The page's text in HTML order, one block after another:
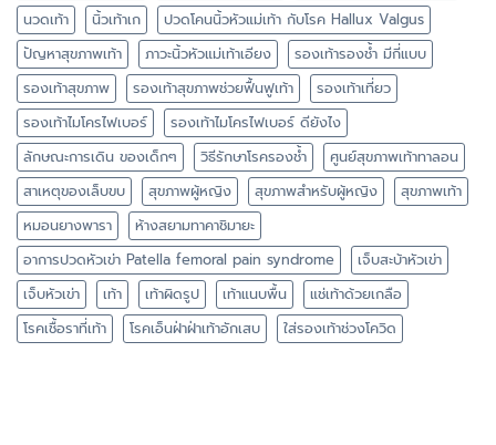
นวดเท้า
นิ้วเท้าเก
ปวดโคนนิ้วหัวแม่เท้า กับโรค Hallux Valgus
ปัญหาสุขภาพเท้า
ภาวะนิ้วหัวแม่เท้าเอียง
รองเท้ารองช้ำ มีกี่แบบ
รองเท้าสุขภาพ
รองเท้าสุขภาพช่วยฟื้นฟูเท้า
รองเท้าเที่ยว
รองเท้าไมโครไฟเบอร์
รองเท้าไมโครไฟเบอร์ ดียังไง
ลักษณะการเดิน ของเด็กๆ
วิธีรักษาโรครองช้ำ
ศูนย์สุขภาพเท้าทาลอน
สาเหตุของเล็บขบ
สุขภาพผู้หญิง สุขภาพสำหรับผู้หญิง
สุขภาพเท้า
หมอนยางพารา
ห้างสยามทาคาชิมายะ
อาการปวดหัวเข่า Patella femoral pain syndrome
เจ็บสะบ้าหัวเข่า
เจ็บหัวเข่า
เท้า เท้าผิดรูป เท้าแนบพื้น
แช่เท้าด้วยเกลือ
โรคเชื้อราที่เท้า
โรคเอ็นฝ่าฝ่าเท้าอักเสบ ใส่รองเท้าช่วงโควิด